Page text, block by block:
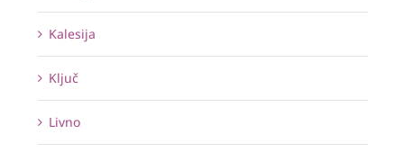
Kalesija
Ključ
Livno